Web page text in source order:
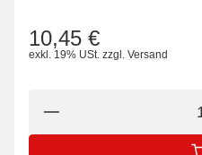
10,45 €
exkl. 19% USt. zzgl. Versand